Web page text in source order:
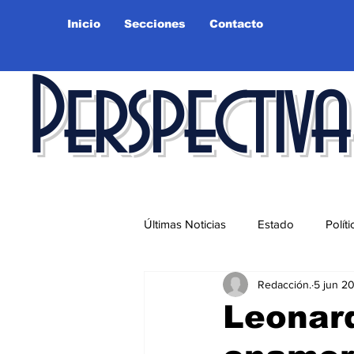
Inicio Secciones Contacto
Últimas Noticias Estado
Educación Ciudad
Redacción. 5 jun